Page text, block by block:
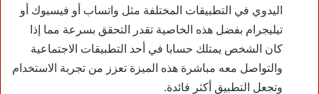
اليدوي في التطبيقات المختلفة مثل واتساب أو فيسبوك أو
تيليجرام بفضل هذه الخاصية تقدر التحقق بسرعة مما إذا
كان الشخص يمتلك حسابا في أحد التطبيقات الاجتماعية
والتواصل معه مباشرة هذه الميزة تعزز من تجربة الاستخدام
وتجعل التطبيق أكثر فائدة.